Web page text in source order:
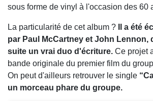
sous forme de vinyl à l'occasion des 60
La particularité de cet album ?
Il a été
par Paul McCartney et John Lennon,
suite un vrai duo d'écriture. Ce projet
bande originale du premier film du
On peut d'ailleurs retrouver le single
un morceau phare du groupe.